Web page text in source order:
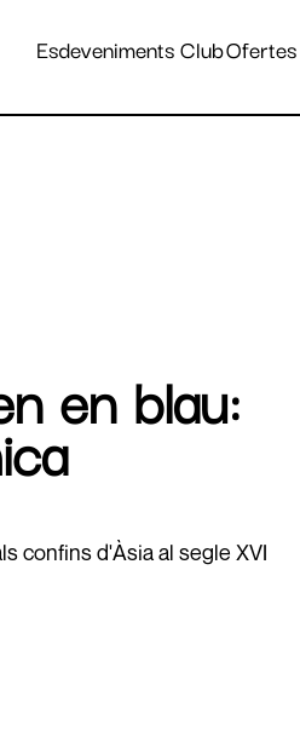
EsdevenimentsClubOfertes
en blau:
confins d'Àsia al segle XVI